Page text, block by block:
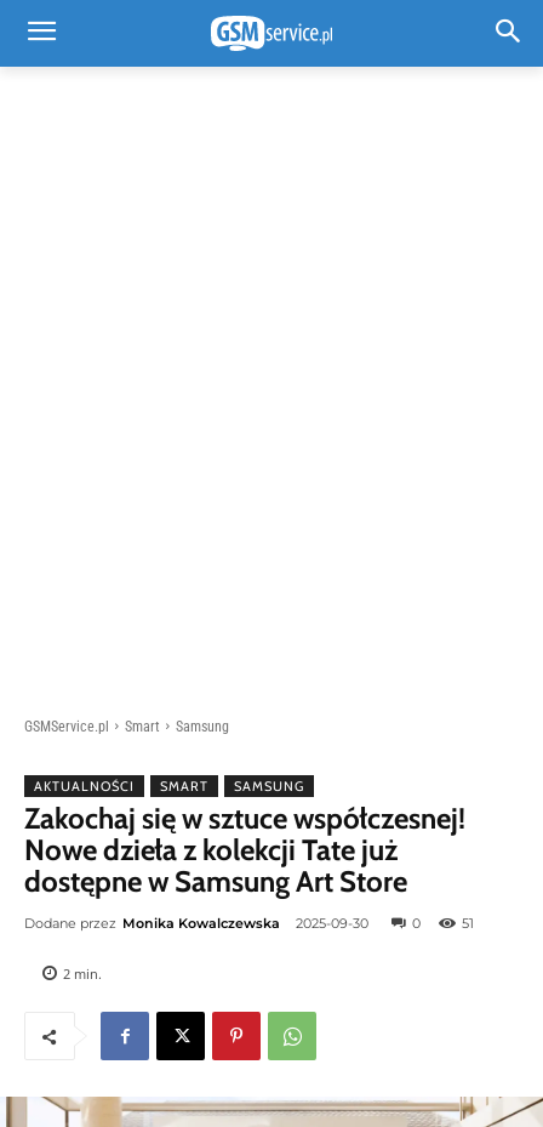
GSMService.pl Smart Samsung
AKTUALNOŚCI SMART SAMSUNG
Zakochaj się w sztuce współczesnej!
Nowe dzieła z kolekcji Tate już
dostępne w Samsung Art Store
Dodane przez Monika Kowalczewska 2025-09-30 0 51
2 min.